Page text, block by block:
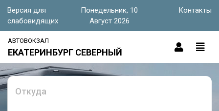
Версия для
слабовидящих
Понедельник, 10
Август 2026
Контакты
АВТОВОКЗАЛ
ЕКАТЕРИНБУРГ СЕВЕРНЫЙ
Откуда